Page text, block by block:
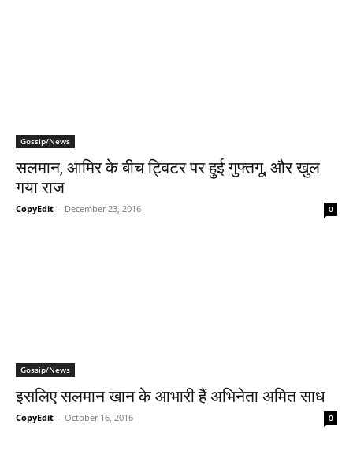
Gossip/News
सलमान, आमिर के बीच ट्विटर पर हुई गुफ्तगू, और खुल
गया राज
CopyEdit - December 23, 2016 0
Gossip/News
इसलिए सलमान खान के आभारी हैं अभिनेता अमित साध
CopyEdit - October 16, 2016 0